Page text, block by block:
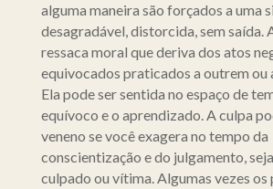
alguma maneira são forçados a uma
desagradável, distorcida, sem saída.
ressaca moral que deriva dos atos
equivocados praticados a outrem ou
Ela pode ser sentida no espaço de
equívoco e o aprendizado. A culpa
veneno se você exagera no tempo da
conscientização e do julgamento,
culpado ou vítima. Algumas vezes os